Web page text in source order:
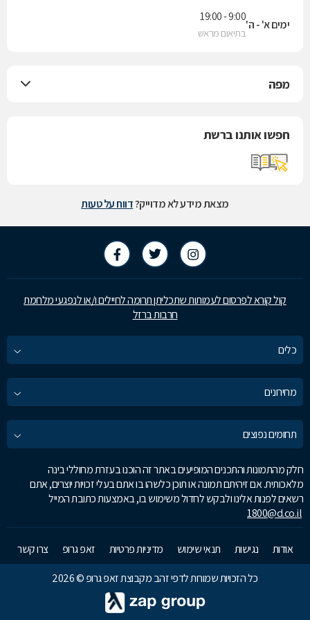
ימים א' - ה'
9:00 - 19:00
בתיאום מראש
מפה
חפשו אותנו ברשת
מצאת מידע לא מדוייק?דווח על טעות
קול קורא לפרסום לעמותות שתכליתן תרומה לחיילים ו/או לנפגעי מלחמת
חרבות ברזל
כלים
מחירונים
תחומים נפוצים
חלק מהתמונות והתכנים המופיעים באתר זה הוכנו בעזרת מחוללי בינה
מלאכותית. אם זיהיתם תמונה או תוכן כלשהו בו אתם בעלי זכויות יוצרים, אתם
רשאים לפנות אלינו ולבקש לחדול משימוש בו, באמצעות כתובת המייל
1800@d.co.il
אודות נגישות תנאי שימוש מדיניות פרטיות זאפ גרופ
צרו קשר
כל הזכויות שמורות לדפי זהב מקבוצת זאפ גרופ © 2026